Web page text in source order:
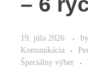
19. júla 2026 by
Komunikácia
Špeciálny výber